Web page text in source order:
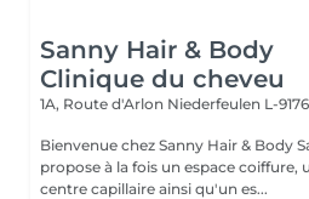
Sanny Hair & Body
Clinique du cheveu
1A, Route d'Arlon Niederfeulen L-9176
Bienvenue chez Sanny Hair & Body Sanny Hair & Body vous
propose à la fois un espace coiffure,
centre capillaire ainsi qu'un es...